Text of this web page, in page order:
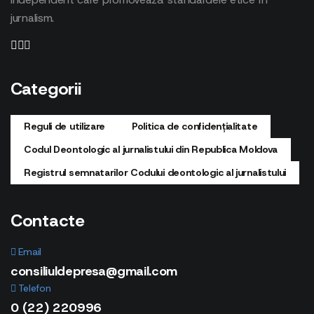
jurnalism.
Categorii
Reguli de utilizare
Politica de confidențialitate
Codul Deontologic al jurnalistului din Republica Moldova
Registrul semnatarilor Codului deontologic al jurnalistului
Contacte
Email
consiliuldepresa@gmail.com
Telefon
0 (22) 220996